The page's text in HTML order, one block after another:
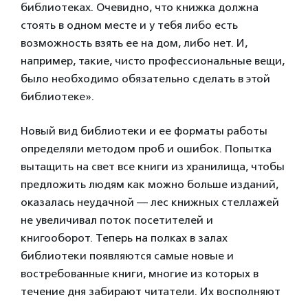
библиотеках. Очевидно, что книжка должна
стоять в одном месте и у тебя либо есть
возможность взять ее на дом, либо нет. И,
например, такие, чисто профессиональные вещи,
было необходимо обязательно сделать в этой
библиотеке».
Новый вид библиотеки и ее форматы работы
определяли методом проб и ошибок. Попытка
вытащить на свет все книги из хранилища, чтобы
предложить людям как можно больше изданий,
оказалась неудачной — лес книжных стеллажей
не увеличивал поток посетителей и
книгооборот. Теперь на полках в залах
библиотеки появляются самые новые и
востребованные книги, многие из которых в
течение дня забирают читатели. Их восполняют